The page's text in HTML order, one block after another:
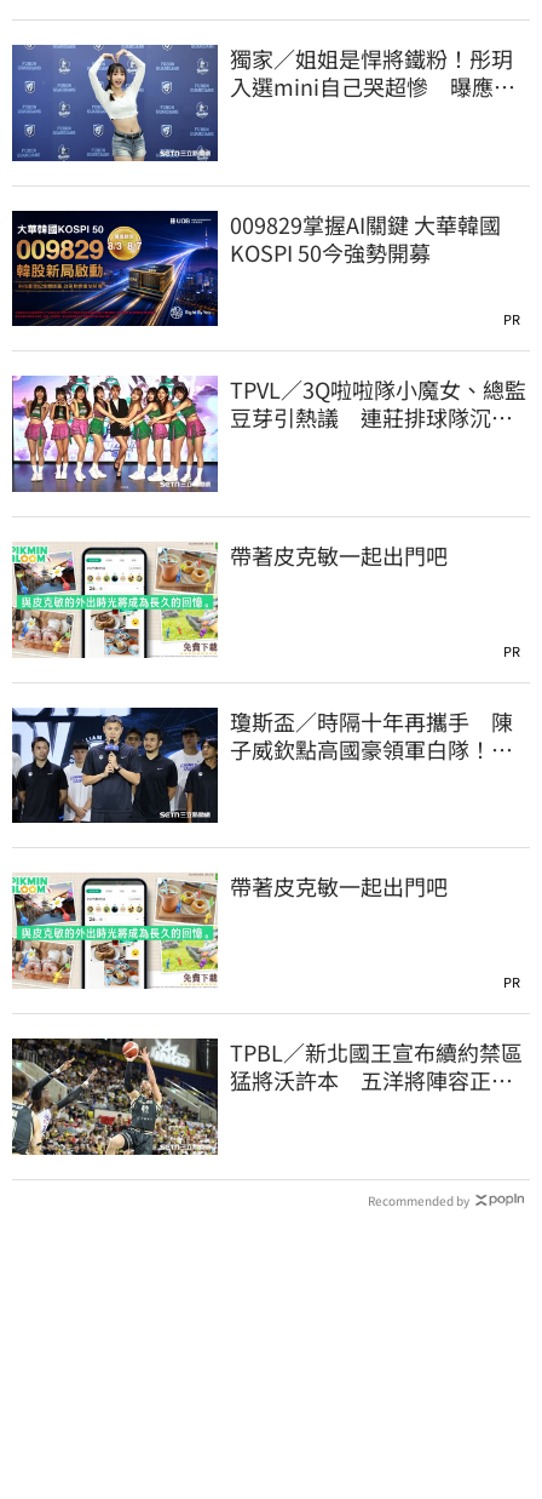
獨家／姐姐是悍將鐵粉！彤玥
入選mini自己哭超慘 曝應援
009829掌握AI關鍵 大華韓國
KOSPI 50今強勢開募
PR
TPVL／3Q啦啦隊小魔女、總監
豆芽引熱議 連莊排球隊沉默6
帶著皮克敏一起出門吧
PR
瓊斯盃／時隔十年再攜手 陳
子威欽點高國豪領軍白隊！關
帶著皮克敏一起出門吧
PR
TPBL／新北國王宣布續約禁區
猛將沃許本 五洋將陣容正式
Recommended by